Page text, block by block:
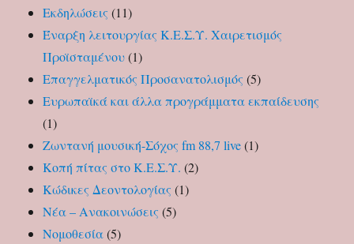
Εκδηλώσεις (11)
Έναρξη λειτουργίας Κ.Ε.Σ.Υ. Χαιρετισμός
Προϊσταμένου(1)
Επαγγελματικός Προσανατολισμός (5)
Ευρωπαϊκά και άλλα προγράμματα εκπαίδευσης
(1)
Ζωντανή μουσική-Σόχος fm 88,7 live(1)
Κοπή πίτας στο Κ.Ε.Σ.Υ. (2)
Κώδικες Δεοντολογίας (1)
Νέα – Ανακοινώσεις (5)
Νομοθεσία(5)